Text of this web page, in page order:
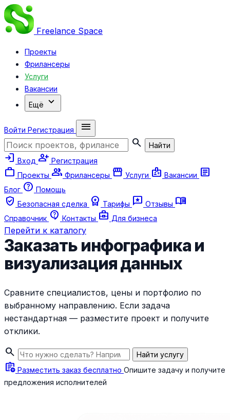
Freelance Space
Проекты
Фрилансеры
Услуги
Вакансии
Ещё expand_more
Войти Регистрация
menu
search
Найти
login Вход person_add Регистрация
work Проекты group Фрилансеры storefront Услуги badge Вакансии article
Блог help Помощь
verified_user Безопасная сделка workspace_premium Тарифы reviews Отзывы menu_book
Справочник contact_support Контакты business_center Для бизнеса
Перейти к каталогу
Заказать инфографика и
визуализация данных
Сравните специалистов, цены и портфолио по
выбранному направлению. Если задача
нестандартная — разместите проект и получите
отклики.
search Найти услугу
assignment_add Разместить заказ бесплатно Опишите задачу и получите
предложения исполнителей